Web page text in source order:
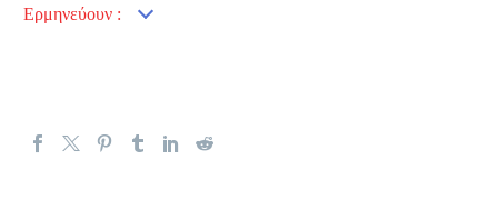
Eρμηνεύουν :